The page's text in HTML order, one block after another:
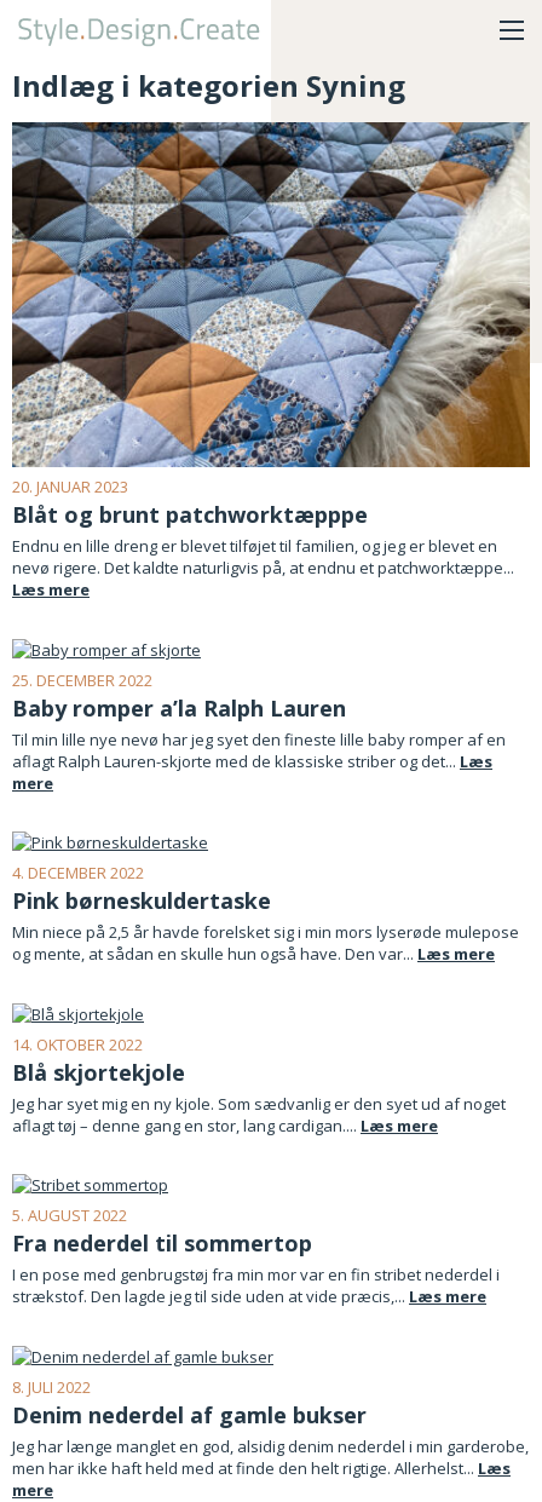
Indlæg i kategorien Syning
20. JANUAR 2023
Blåt og brunt patchworktæpppe
Endnu en lille dreng er blevet tilføjet til familien, og jeg er blevet en
nevø rigere. Det kaldte naturligvis på, at endnu et patchworktæppe...
Læs mere
25. DECEMBER 2022
Baby romper a’la Ralph Lauren
Til min lille nye nevø har jeg syet den fineste lille baby romper af en
aflagt Ralph Lauren-skjorte med de klassiske striber og det... Læs
mere
4. DECEMBER 2022
Pink børneskuldertaske
Min niece på 2,5 år havde forelsket sig i min mors lyserøde mulepose
og mente, at sådan en skulle hun også have. Den var... Læs mere
14. OKTOBER 2022
Blå skjortekjole
Jeg har syet mig en ny kjole. Som sædvanlig er den syet ud af noget
aflagt tøj – denne gang en stor, lang cardigan.... Læs mere
5. AUGUST 2022
Fra nederdel til sommertop
I en pose med genbrugstøj fra min mor var en fin stribet nederdel i
strækstof. Den lagde jeg til side uden at vide præcis,... Læs mere
8. JULI 2022
Denim nederdel af gamle bukser
Jeg har længe manglet en god, alsidig denim nederdel i min garderobe,
men har ikke haft held med at finde den helt rigtige. Allerhelst... Læs
mere